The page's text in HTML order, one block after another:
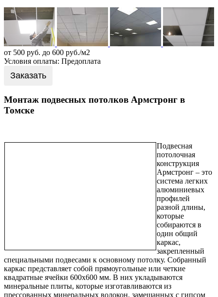
от 500 руб. до 600 руб./м2
Условия оплаты: Предоплата
Заказать
Монтаж подвесных потолков Армстронг в
Томске
Подвесная
потолочная
конструкция
Армстронг – это
система легких
алюминиевых
профилей
разной длины,
которые
собираются в
один общий
каркас,
закрепленный
специальными подвесами к основному потолку. Собранный
каркас представляет собой прямоугольные или четкие
квадратные ячейки 600х600 мм. В них укладываются
минеральные плиты, которые изготавливаются из
прессованных минеральных волокон, замешанных с гипсом